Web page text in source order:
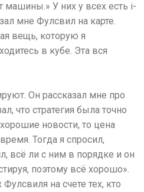
машины.» У них у всех есть i-
мне Фулсвил на карте.
вещь, которую я
в кубе. Эта вся
Он рассказал мне про
что стратегия была точно
новости, то цена
Тогда я спросил,
всё ли с ним в порядке и он
поэтому всё хорошо».
на счете тех, кто